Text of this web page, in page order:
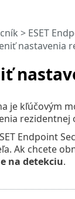
> ESET
nastavenia
je kľúčovým
Endpoint
Ak chcete
na detekciu.